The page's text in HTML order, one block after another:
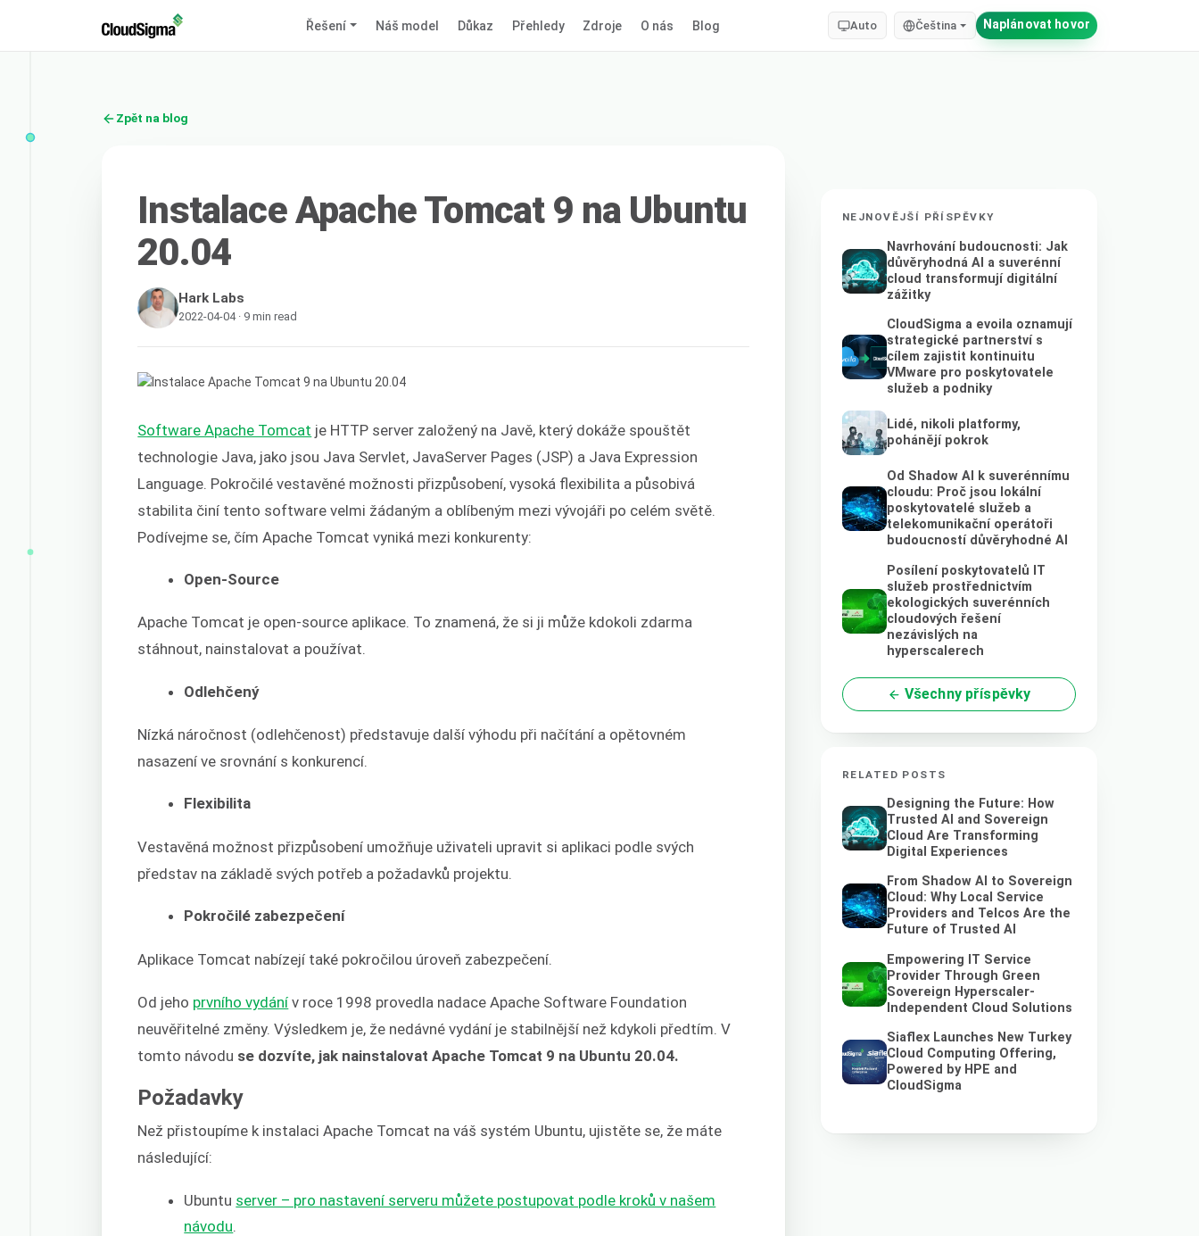
Řešení Náš model Důkaz Přehledy Zdroje O nás Blog Auto Čeština Naplánovat hovor
Zpět na blog
Instalace Apache Tomcat 9 na Ubuntu
20.04
Hark Labs
2022-04-04 · 9 min read
Software Apache Tomcat je HTTP server založený na Javě, který dokáže spouštět
technologie Java, jako jsou Java Servlet, JavaServer Pages (JSP) a Java Expression
Language. Pokročilé vestavěné možnosti přizpůsobení, vysoká flexibilita a působivá
stabilita činí tento software velmi žádaným a oblíbeným mezi vývojáři po celém světě.
Podívejme se, čím Apache Tomcat vyniká mezi konkurenty:
Open-Source
Apache Tomcat je open-source aplikace. To znamená, že si ji může kdokoli zdarma
stáhnout, nainstalovat a používat.
Odlehčený
Nízká náročnost (odlehčenost) představuje další výhodu při načítání a opětovném
nasazení ve srovnání s konkurencí.
Flexibilita
Vestavěná možnost přizpůsobení umožňuje uživateli upravit si aplikaci podle svých
představ na základě svých potřeb a požadavků projektu.
Pokročilé zabezpečení
Aplikace Tomcat nabízejí také pokročilou úroveň zabezpečení.
Od jeho prvního vydání v roce 1998 provedla nadace Apache Software Foundation
neuvěřitelné změny. Výsledkem je, že nedávné vydání je stabilnější než kdykoli předtím. V
tomto návodu se dozvíte, jak nainstalovat Apache Tomcat 9 na Ubuntu 20.04.
Požadavky
Než přistoupíme k instalaci Apache Tomcat na váš systém Ubuntu, ujistěte se, že máte
následující:
Ubuntu server – pro nastavení serveru můžete postupovat podle kroků v našem
návodu
NEJNOVĚJŠÍ PŘÍSPĚVKY
Navrhování budoucnosti: Jak
důvěryhodná AI a suverénní
cloud transformují digitální
zážitky
CloudSigma a evoila oznamují
strategické partnerství s
cílem zajistit kontinuitu
VMware pro poskytovatele
služeb a podniky
Lidé, nikoli platformy,
pohánějí pokrok
Od Shadow AI k suverénnímu
cloudu: Proč jsou lokální
poskytovatelé služeb a
telekomunikační operátoři
budoucností důvěryhodné AI
Posílení poskytovatelů IT
služeb prostřednictvím
ekologických suverénních
cloudových řešení
nezávislých na
hyperscalerech
Všechny příspěvky
RELATED POSTS
Designing the Future: How
Trusted AI and Sovereign
Cloud Are Transforming
Digital Experiences
From Shadow AI to Sovereign
Cloud: Why Local Service
Providers and Telcos Are the
Future of Trusted AI
Empowering IT Service
Provider Through Green
Sovereign Hyperscaler-
Independent Cloud Solutions
Siaflex Launches New Turkey
Cloud Computing Offering,
Powered by HPE and
CloudSigma